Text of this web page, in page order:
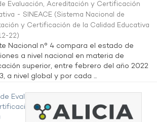
Evaluación, Acreditación y Certificación
- SINEACE (Sistema Nacional de
y Certificación de la Calidad Educativa
22)
Nacional n° 4 compara el estado de
a nivel nacional en materia de
superior, entre febrero del año 2022
a nivel global y por cada ...
Evaluación,
de la